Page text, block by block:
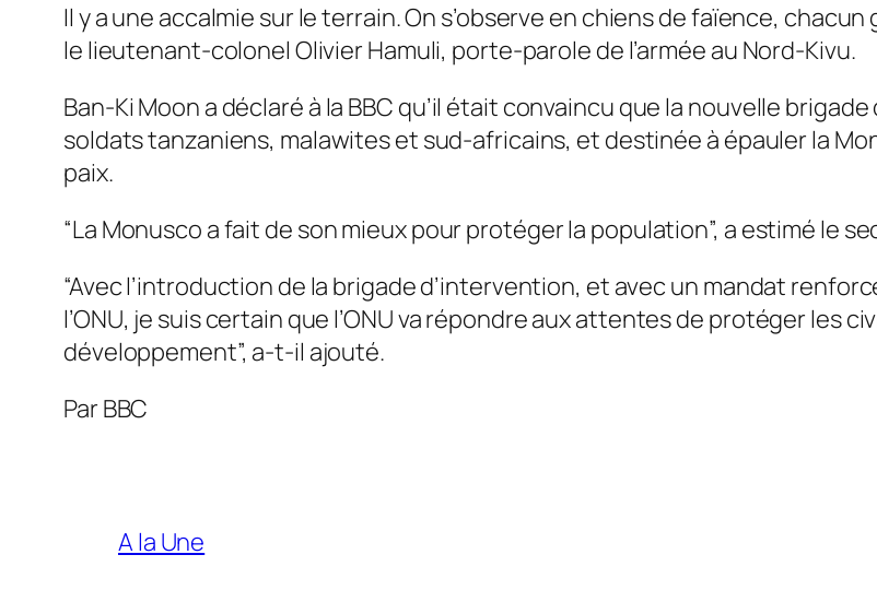
Il y a une accalmie sur le terrain. On s’observe en chiens de faïence,
le lieutenant-colonel Olivier Hamuli, porte-parole de l’armée au Nord-Kivu.
Ban-Ki Moon a déclaré à la BBC qu’il était convaincu que la nouvelle
soldats tanzaniens, malawites et sud-africains, et destinée à épauler la
paix.
“La Monusco a fait de son mieux pour protéger la population”, a estimé le
“Avec l’introduction de la brigade d’intervention, et avec un mandat
l’ONU, je suis certain que l’ONU va répondre aux attentes de protéger les
développement”, a-t-il ajouté.
Par BBC
A la Une